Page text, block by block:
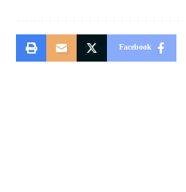
Facebook